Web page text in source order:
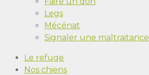
Legs
Mécénat
Signaler une maltraitance
Le refuge
Nos chiens